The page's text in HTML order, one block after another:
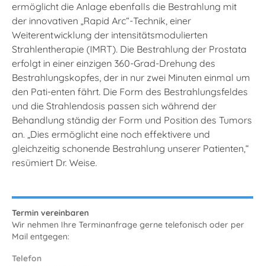
ermöglicht die Anlage ebenfalls die Bestrahlung mit
der innovativen „Rapid Arc“-Technik, einer
Weiterentwicklung der intensitätsmodulierten
Strahlentherapie (IMRT). Die Bestrahlung der Prostata
erfolgt in einer einzigen 360-Grad-Drehung des
Bestrahlungskopfes, der in nur zwei Minuten einmal um
den Pati-enten fährt. Die Form des Bestrahlungsfeldes
und die Strahlendosis passen sich während der
Behandlung ständig der Form und Position des Tumors
an. „Dies ermöglicht eine noch effektivere und
gleichzeitig schonende Bestrahlung unserer Patienten,“
resümiert Dr. Weise.
Termin vereinbaren
Wir nehmen Ihre Terminanfrage gerne telefonisch oder per
Mail entgegen:
Telefon